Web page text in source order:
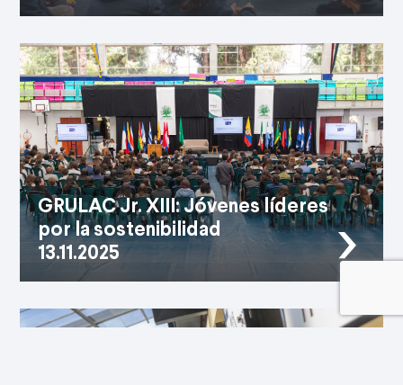
El Día Mundial del Niño resalta la importancia de
acompañar el desarrollo integral. En Los
Alcaparros, psicólogos y docentes trabajan
juntos para ofrecer un acompañamiento
cercano que responde a los ritmos y
necesidades de cada estudiante,
fortaleciendo su bienestar emocional, social y
cognitivo.
21.11.2025
GRULAC Jr. XIII: Jóvenes líderes
por la sostenibilidad
13.11.2025